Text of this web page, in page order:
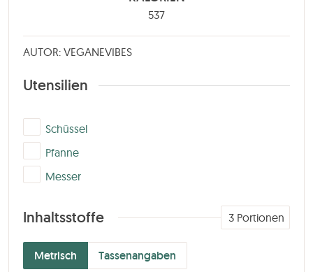
537
AUTOR: VEGANEVIBES
Utensilien
▢
Schüssel
▢
Pfanne
▢Messer
Inhaltsstoffe
Metrisch Tassenangaben
3 Portionen